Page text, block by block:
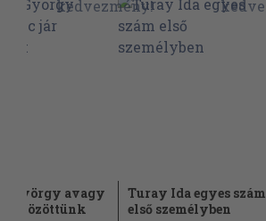
György avagy
közöttünk
Turay Ida egyes szám
első személyben